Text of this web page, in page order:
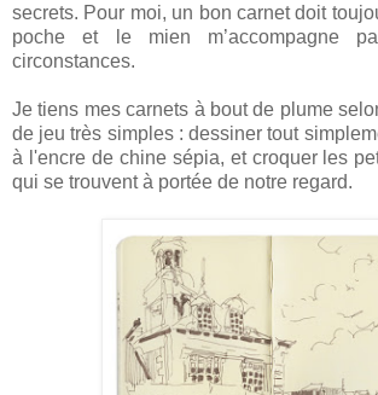
secrets. Pour moi, un bon carnet doit
poche et le mien m’accompagne
circonstances.
Je tiens mes carnets à bout de plume
de jeu très simples : dessiner tout
à l'encre de chine sépia, et croquer les
qui se trouvent à portée de notre regard.